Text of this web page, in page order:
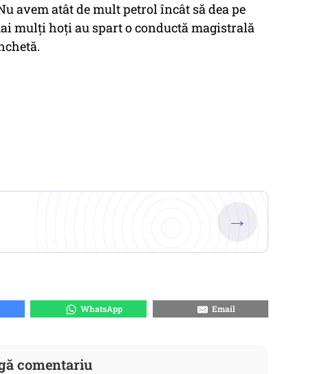
avem atât de mult petrol încât să dea pe
mulţi hoţi au spart o conductă magistrală
→
WhatsApp Email
comentariu